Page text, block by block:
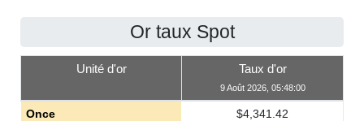
Or taux Spot
Unité d'or Taux d'or
9 Août 2026, 05:48:00
Once $4,341.42